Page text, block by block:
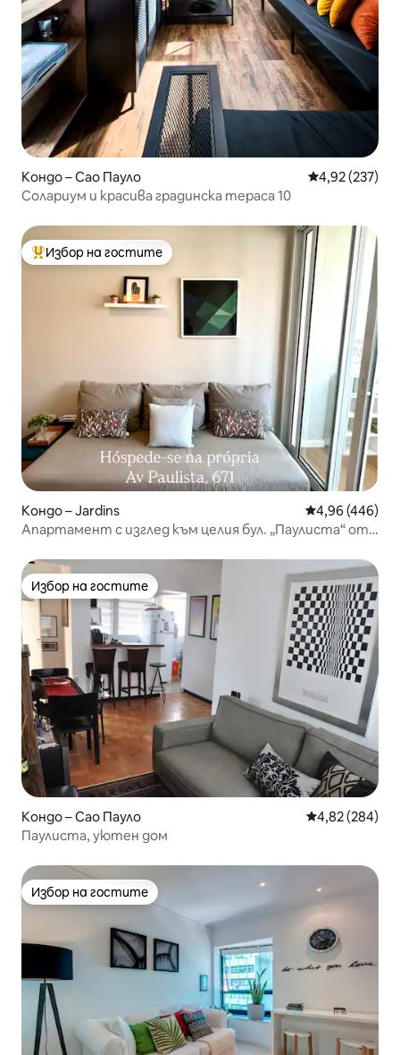
Кондо – Сао Пауло Средна
4,92 (237)
Солариум и красива градинска тераса 10
Най-популярен избор на гостите
Избор на гостите
Кондо – Jardins Средна
4,96 (446)
Апартамент с изглед към целия бул. „Паулиста“ от
Избор на гостите
Избор на гостите
Кондо – Сао Пауло Средна
4,82 (284)
Паулиста, уютен дом
Избор на гостите
Избор на гостите